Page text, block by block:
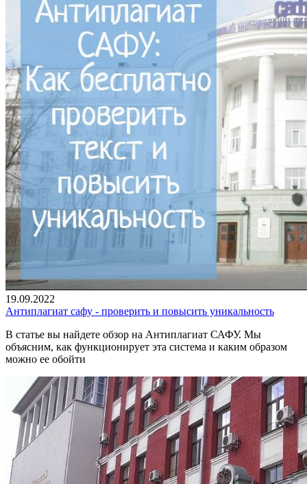
19.09.2022
Антиплагиат сафу - проверить и повысить уникальность
В статье вы найдете обзор на Антиплагиат САФУ. Мы
объясним, как функционирует эта система и каким образом
можно ее обойти